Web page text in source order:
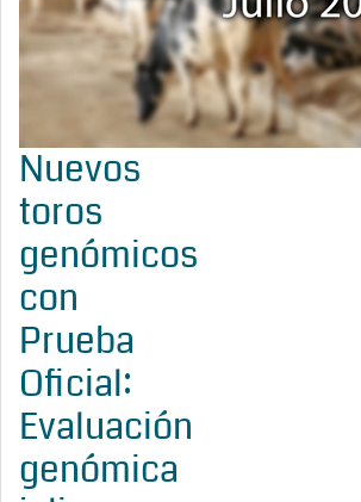
Nuevos
toros
genómicos
con
Prueba
Oficial:
Evaluación
genómica